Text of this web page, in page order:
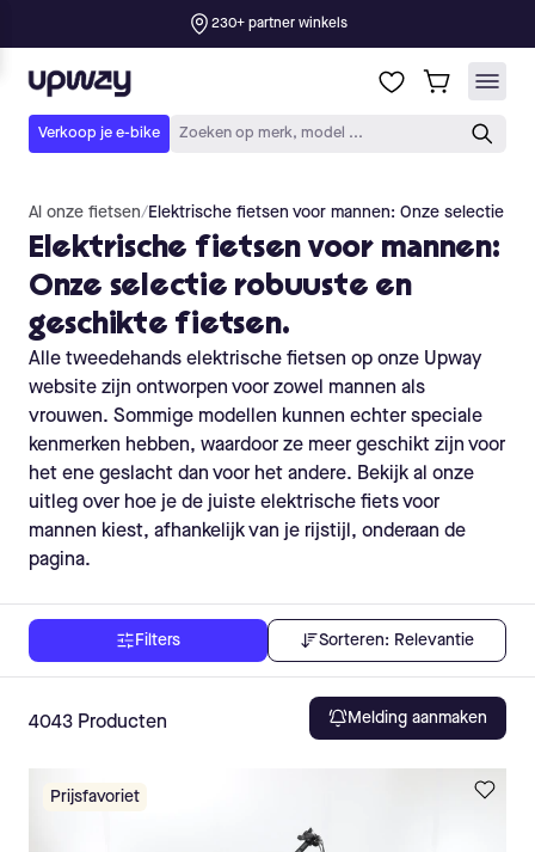
Al onze fietsen/Elektrische fietsen voor mannen: Onze selectie
Elektrische fietsen voor mannen:
Onze selectie robuuste en
geschikte fietsen.
Alle tweedehands elektrische fietsen op onze Upway
website zijn ontworpen voor zowel mannen als
vrouwen. Sommige modellen kunnen echter speciale
kenmerken hebben, waardoor ze meer geschikt zijn voor
het ene geslacht dan voor het andere. Bekijk al onze
uitleg over hoe je de juiste elektrische fiets voor
mannen kiest, afhankelijk van je rijstijl, onderaan de
pagina.
Filters Sorteren: Relevantie
4043 Producten Melding aanmaken
Prijsfavoriet